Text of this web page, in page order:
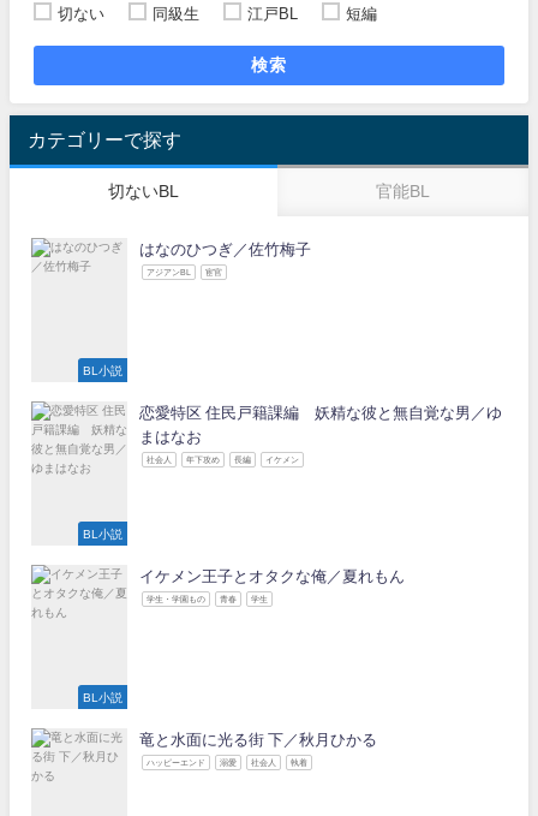
切ない
同級生 江戸BL 短編
検索
カテゴリーで探す
切ないBL 官能BL
BL小説
はなのひつぎ／佐竹梅子
アジアンBL 宦官
BL小説
恋愛特区 住民戸籍課編 妖精な彼と無自覚な男／ゆ
まはなお
社会人 年下攻め 長編 イケメン
BL小説
イケメン王子とオタクな俺／夏れもん
学生・学園もの 青春 学生
竜と水面に光る街 下／秋月ひかる
ハッピーエンド 溺愛 社会人 執着